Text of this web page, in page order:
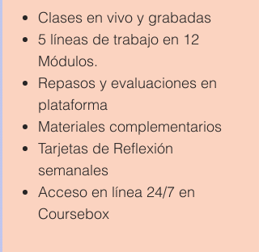
Clases en vivo y grabadas
5 líneas de trabajo en 12
Módulos.
Repasos y evaluaciones en
plataforma
Materiales complementarios
Tarjetas de Reflexión
semanales
Acceso en línea 24/7 en
Coursebox